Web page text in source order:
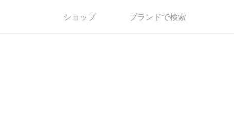
ショップ ブランドで検索